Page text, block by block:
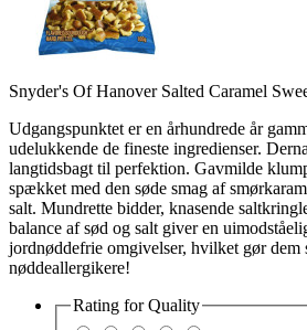
Snyder's Of Hanover Salted Caramel
Udgangspunktet er en århundrede år
udelukkende de fineste ingredienser.
langtidsbagt til perfektion. Gavmilde
spækket med den søde smag af
salt. Mundrette bidder, knasende
balance af sød og salt giver en
jordnøddefrie omgivelser, hvilket gør dem
nøddeallergikere!
Rating forQuality